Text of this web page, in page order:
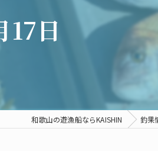
17日
和歌山の遊漁船ならKAISHIN 釣果